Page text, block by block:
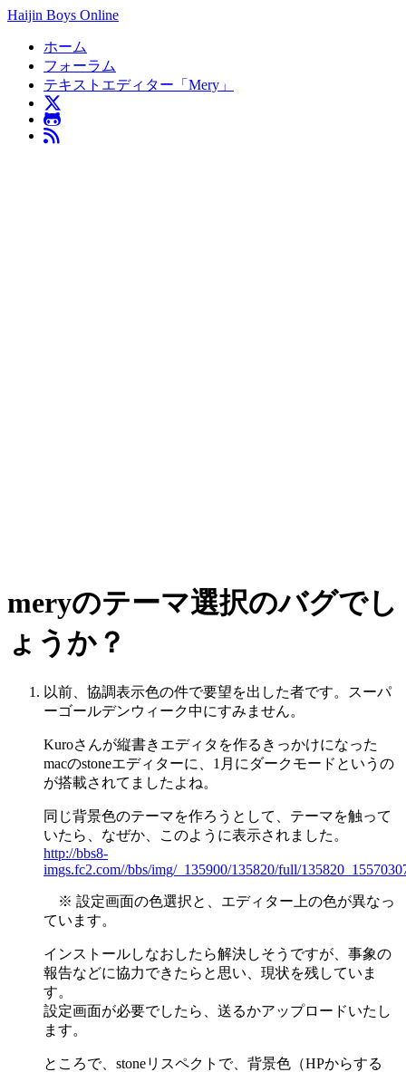
Haijin Boys Online
ホーム
フォーラム
テキストエディター「Mery」
meryのテーマ選択のバグでし
ょうか？
以前、協調表示色の件で要望を出した者です。スーパ
ーゴールデンウィーク中にすみません。
Kuroさんが縦書きエディタを作るきっかけになった
macのstoneエディターに、1月にダークモードというの
が搭載されてましたよね。
同じ背景色のテーマを作ろうとして、テーマを触って
いたら、なぜか、このように表示されました。
http://bbs8-
imgs.fc2.com//bbs/img/_135900/135820/full/
※ 設定画面の色選択と、エディター上の色が異なっ
ています。
インストールしなおしたら解決しそうですが、事象の
報告などに協力できたらと思い、現状を残していま
す。
設定画面が必要でしたら、送るかアップロードいたし
ます。
ところで、stoneリスペクトで、背景色（HPからする